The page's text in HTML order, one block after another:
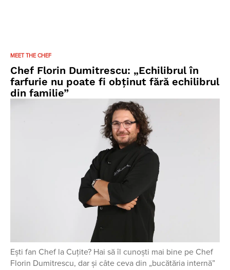
MEET THE CHEF
Chef Florin Dumitrescu: „Echilibrul în
farfurie nu poate fi obținut fără echilibrul
din familie”
Ești fan Chef la Cuțite? Hai să îl cunoști mai bine pe Chef
Florin Dumitrescu, dar și câte ceva din „bucătăria internă”